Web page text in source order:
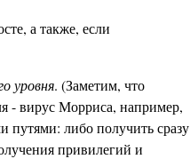
а также, если
уровня. (Заметим, что
- вирус Морриса, например,
путями: либо получить сразу
привилегий и